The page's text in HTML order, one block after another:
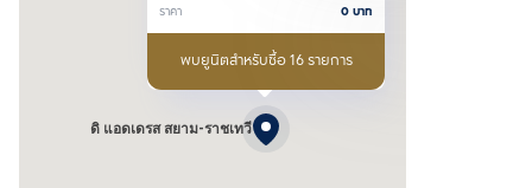
ดิ แอดเดรส สยาม-ราชเทวี
ราคา 0บาท
พบยูนิตสำหรับซื้อ 16 รายการ